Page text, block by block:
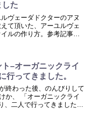
した
ヴェーダドクターのアヌ
て頂いた、アーユルヴェ
ルの作り方。参考記事：
よう...
ト–オーガニックライ
行ってきました。
終わった後、のんびりして
か、 「オーガニックライ
、二人で行ってきました。